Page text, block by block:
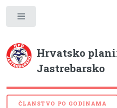
Hrvatsko
Jastrebarsko
ČLANSTVO PO GODINAMA